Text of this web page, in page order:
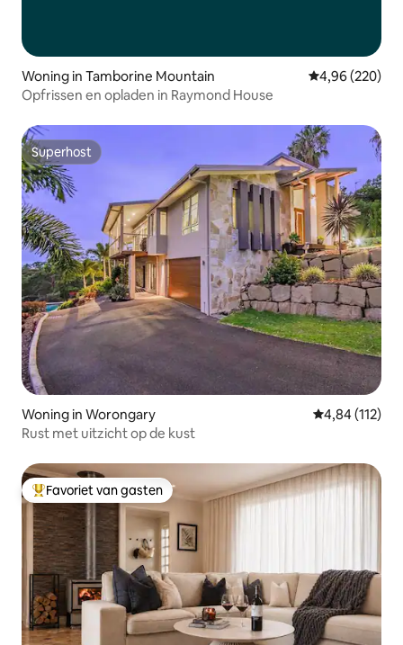
Woning in Tamborine Mountain Gemiddelde
4,96 (220)
Opfrissen en opladen in Raymond House
Superhost
Superhost
Woning in Worongary Gemiddelde
4,84 (112)
Rust met uitzicht op de kust
Topfavoriet van gasten
Favoriet van gasten